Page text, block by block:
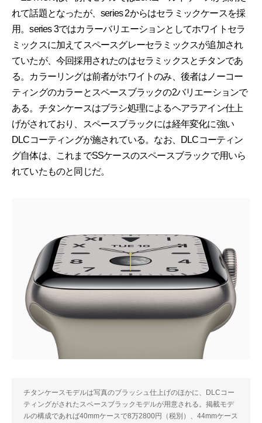
れて話題となったが、series 2からはセラミックケースを採
用。series 3ではカラーバリエーションとしてホワイトセラ
ミックスに加えてスペースグレーセラミックスが追加され
ていたが、今回採用されたのはセラミックスとチタンであ
る。カラーリングは前者がホワイトのみ、後者はノーコー
ティングのカラーとスペースブラックの2バリエーションで
ある。チタンケースはブラシ処理によるヘアラアイン仕上
げがされており、スペースブラックには経年変化に強い
DLCコーティングが施されている。なお、DLCコーティン
グ自体は、これまでSSケースのスペースブラックで用いら
れていたものと同じだ。
チタンケースモデルは写真のブラッシュ仕上げのほかに、DLCコー
ティングがされたスペースブラックモデルが用意される。掲載モデ
ルの構成であれば40mmケースで8万2800円（税別）、44mmケース